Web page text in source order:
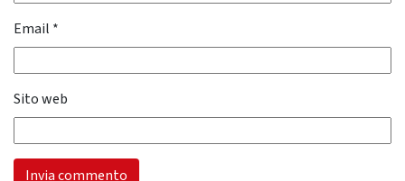
Email *
Sito web